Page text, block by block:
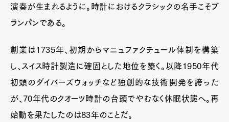
演奏が生まれるように。時計におけるクラシックの名手こそブ
ランパンである。
創業は1735年、初期からマニュファクチュール体制を構築
し、スイス時計製造に確固とした地位を築く。以降1950年代
初頭のダイバーズウォッチなど独創的な技術開発を誇った
が、70年代のクオーツ時計の台頭でやむなく休眠状態へ。再
始動を果たしたのは83年のことだ。